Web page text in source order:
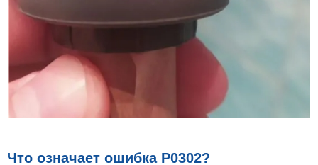
Что означает ошибка P0302?